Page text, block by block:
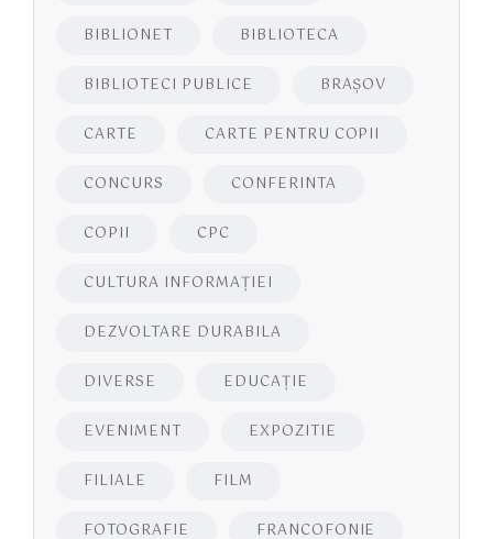
BIBLIONET BIBLIOTECA
BIBLIOTECI PUBLICE BRAŞOV
CARTE CARTE PENTRU COPII
CONCURS CONFERINTA
COPII CPC
CULTURA INFORMAŢIEI
DEZVOLTARE DURABILA
DIVERSE EDUCAŢIE
EVENIMENT EXPOZITIE
FILIALE FILM
FOTOGRAFIE FRANCOFONIE